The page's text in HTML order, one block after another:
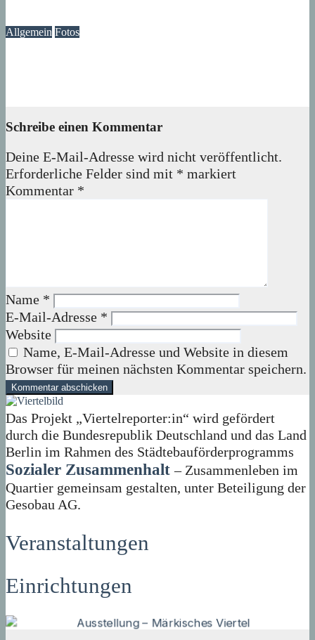
Allgemein Fotos
Schreibe einen Kommentar
Deine E-Mail-Adresse wird nicht veröffentlicht.
Erforderliche Felder sind mit * markiert
Kommentar *
Name *
E-Mail-Adresse *
Website
Name, E-Mail-Adresse und Website in diesem
Browser für meinen nächsten Kommentar speichern.
Das Projekt „Viertelreporter:in“ wird gefördert
durch die Bundesrepublik Deutschland und das Land
Berlin im Rahmen des Städtebauförderprogramms
Sozialer Zusammenhalt – Zusammenleben im
Quartier gemeinsam gestalten, unter Beteiligung der
Gesobau AG.
Veranstaltungen
Einrichtungen